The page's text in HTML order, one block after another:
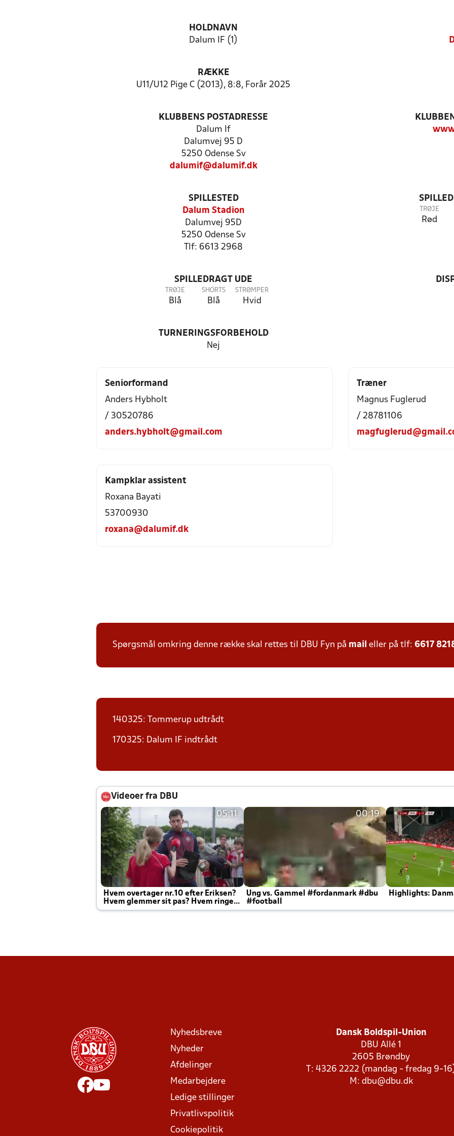
HOLDNAVN
Dalum IF (1)
RÆKKE
U11/U12 Pige C (2013), 8:8, Forår 2025
KLUBBENS POSTADRESSE
Dalum If
Dalumvej 95 D
5250 Odense Sv
dalumif@dalumif.dk
SPILLESTED
Dalum Stadion
Dalumvej 95D
5250 Odense Sv
Tlf: 6613 2968
TRØJE
Rød
SPILLEDRAGT UDE
TRØJE
Blå
SHORTS
Blå
STRØMPER
Hvid
TURNERINGSFORBEHOLD
Nej
Seniorformand
Anders Hybholt
/ 30520786
anders.hybholt@gmail.com
Træner
Magnus Fuglerud
/ 28781106
Kampklar assistent
Roxana Bayati
53700930
roxana@dalumif.dk
Spørgsmål omkring denne række skal rettes til DBU Fyn på mail eller på tlf: 6617
140325: Tommerup udtrådt
170325: Dalum IF indtrådt
Videoer fra DBU
05:11
Hvem overtager nr.10 efter Eriksen?
Hvem glemmer sit pas? Hvem ringer
Joachim altid til efter kampe?
00:19
Ung vs. Gammel #fordanmark #dbu
#football
Highlights:
Nyhedsbreve
Nyheder
Afdelinger
Medarbejdere
Ledige stillinger
Privatlivspolitik
Cookiepolitik
Dansk Boldspil-Union
DBU Allé 1
2605 Brøndby
T: 4326 2222 (mandag - fredag 9-
M: dbu@dbu.dk